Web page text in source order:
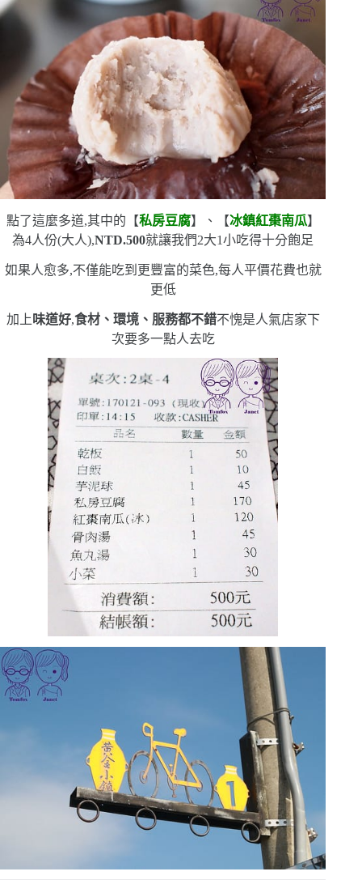
點了這麼多道,其中的【私房豆腐】、【冰鎮紅棗南瓜】
為4人份(大人),NTD.500就讓我們2大1小吃得十分飽足
如果人愈多,不僅能吃到更豐富的菜色,每人平價花費也就
更低
加上 味道好,食材、環境、服務都不錯不愧是人氣店家下
次要多一點人去吃